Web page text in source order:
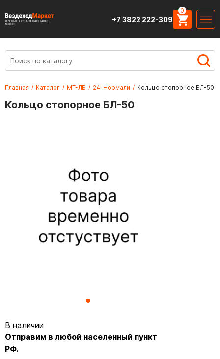
Запасные части для вездеходной
техники
+7 3822 222-309
0
Главная / Каталог / МТ-ЛБ / 24. Нормали / Кольцо стопорное БЛ-50
Кольцо стопорное БЛ-50
В наличии
Отправим в любой населенный пункт
РФ.